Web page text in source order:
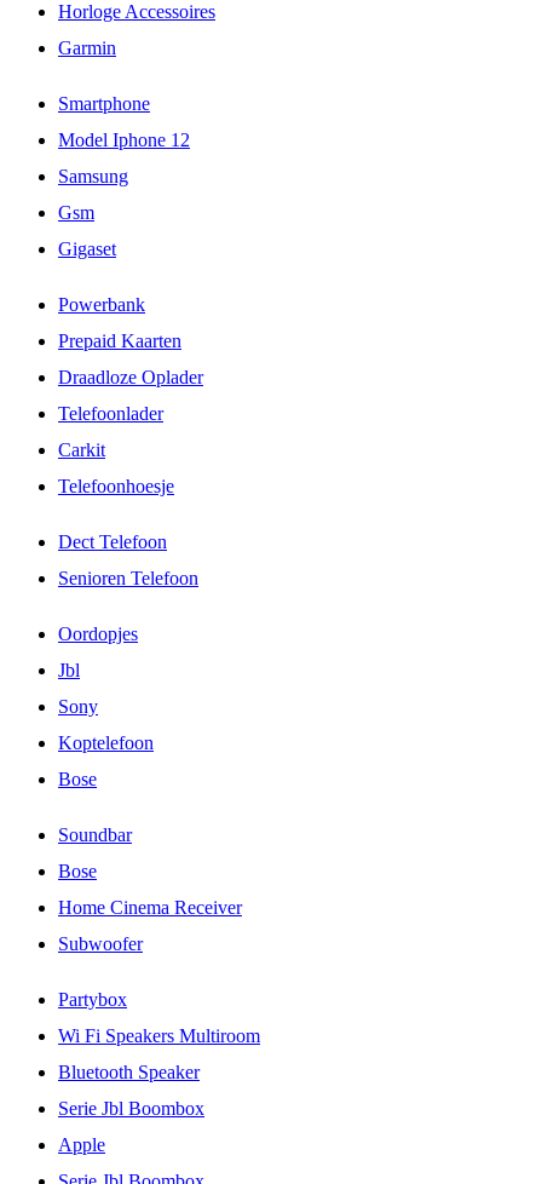
Horloge Accessoires
Garmin
Smartphone
Model Iphone 12
Samsung
Gsm
Gigaset
Powerbank
Prepaid Kaarten
Draadloze Oplader
Telefoonlader
Carkit
Telefoonhoesje
Dect Telefoon
Senioren Telefoon
Oordopjes
Jbl
Sony
Koptelefoon
Bose
Soundbar
Bose
Home Cinema Receiver
Subwoofer
Partybox
Wi Fi Speakers Multiroom
Bluetooth Speaker
Serie Jbl Boombox
Apple